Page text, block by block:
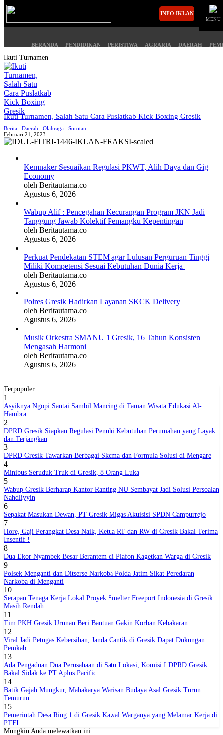
MASUK
BERANDA
PERISTIWA
AGRARIA
DAERAH
PEMERINTAHAN
PENDIDIKAN
HUKUM
EKONOMI
OLAHRAGA
PENDIDIKAN
HIBURAN
BERITABARU.CO
KABARBARU.CO
SERIKATNEWS.COM
PEWARTANUSANTARA.COM
LANGGAR.CO
JOBNAS.COM
SURAU.CO
REDAKSI
TENTANG
KERJASAMA
PEDOMAN
MEDIA
CYBER
INFO IKLAN
MENU
BERANDA PENDIDIKAN PERISTIWA AGRARIA DAERAH
Ikuti Turnamen
Ikuti Turnamen, Salah Satu Cara Puslatkab Kick Boxing Gresik
Berita Daerah Olahraga
Sorotan
Februari 21, 2023
Kemnaker Sesuaikan Regulasi PKWT, Alih Daya dan Gig
Economy
oleh Beritautama.co
Agustus 6, 2026
Wabup Alif : Pencegahan Kecurangan Program JKN Jadi
Tanggung Jawab Kolektif Pemangku Kepentingan
oleh Beritautama.co
Agustus 6, 2026
Perkuat Pendekatan STEM agar Lulusan Perguruan Tinggi
Miliki Kompetensi Sesuai Kebutuhan Dunia Kerja
oleh Beritautama.co
Agustus 6, 2026
Polres Gresik Hadirkan Layanan SKCK Delivery
oleh Beritautama.co
Agustus 6, 2026
Musik Orkestra SMANU 1 Gresik, 16 Tahun Konsisten
Mengasah Harmoni
oleh Beritautama.co
Agustus 6, 2026
Terpopuler
1
Asyiknya Ngopi Santai Sambil Mancing di Taman Wisata Edukasi Al-
Hambra
2
DPRD Gresik Siapkan Regulasi Penuhi Kebutuhan Perumahan yang Layak
dan Terjangkau
3
DPRD Gresik Tawarkan Berbagai Skema dan Formula Solusi di Mengare
4
Minibus Seruduk Truk di Gresik, 8 Orang Luka
5
Wabup Gresik Berharap Kantor Ranting NU Sembayat Jadi Solusi Persoalan
Nahdliyyin
6
Sepakat Masukan Dewan, PT Gresik Migas Akuisisi SPDN Campurrejo
7
Hore, Gaji Perangkat Desa Naik, Ketua RT dan RW di Gresik Bakal Terima
Insentif !
8
Dua Ekor Nyambek Besar Berantem di Plafon Kagetkan Warga di Gresik
9
Polsek Menganti dan Ditserse Narkoba Polda Jatim Sikat Peredaran
Narkoba di Menganti
10
Serapan Tenaga Kerja Lokal Proyek Smelter Freeport Indonesia di Gresik
Masih Rendah
11
Tim PKH Gresik Urunan Beri Bantuan Gakin Korban Kebakaran
12
Viral Jadi Petugas Kebersihan, Janda Cantik di Gresik Dapat Dukungan
Pemkab
13
Ada Pengaduan Dua Perusahaan di Satu Lokasi, Komisi I DPRD Gresik
Bakal Sidak ke PT Aplus Pacific
14
Batik Gajah Mungkur, Mahakarya Warisan Budaya Asal Gresik Turun
Temurun
15
Pemerintah Desa Ring 1 di Gresik Kawal Warganya yang Melamar Kerja di
PTFI
Mungkin Anda melewatkan ini